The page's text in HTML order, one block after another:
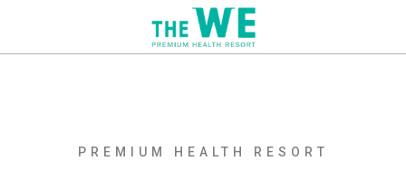
PREMIUM HEALTH RESORT